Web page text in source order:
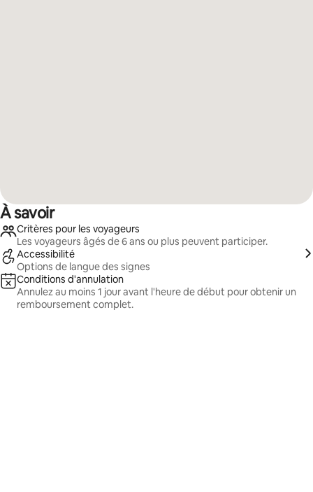
À savoir
Critères pour les voyageurs
Les voyageurs âgés de 6 ans ou plus peuvent participer.
Accessibilité
Options de langue des signes
Conditions d'annulation
Annulez au moins 1 jour avant l'heure de début pour obtenir un
remboursement complet.